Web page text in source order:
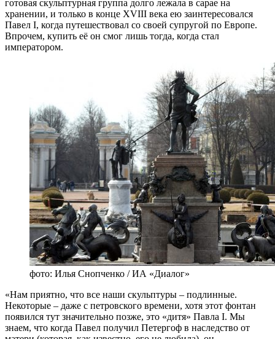
готовая скульптурная группа долго лежала в сарае на
хранении, и только в конце XVIII века ею заинтересовался
Павел I, когда путешествовал со своей супругой по Европе.
Впрочем, купить её он смог лишь тогда, когда стал
императором.
фото: Илья Снопченко / ИА «Диалог»
«Нам приятно, что все наши скульптуры – подлинные.
Некоторые – даже с петровского времени, хотя этот фонтан
появился тут значительно позже, это «дитя» Павла I. Мы
знаем, что когда Павел получил Петергоф в наследство от